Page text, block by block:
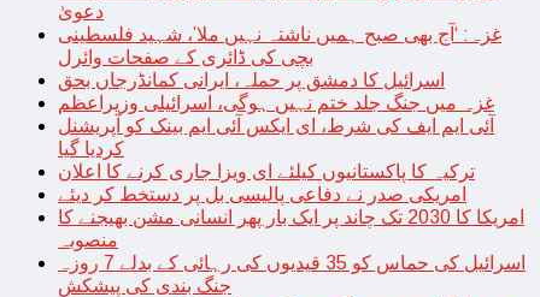
دعویٰ
غزہ: ‘آج بھی صبح ہمیں ناشتہ نہیں ملا’، شہید فلسطینی
بچی کی ڈائری کے صفحات وائرل
اسرائیل کا دمشق پر حملہ، ایرانی کمانڈرجاں بحق
غزہ میں جنگ جلد ختم نہیں ہوگی، اسرائیلی وزیراعظم
آئی ایم ایف کی شرط، ای ایکس آئی ایم بینک کو آپریشنل
کردیا گیا
ترکیہ کا پاکستانیوں کیلئے ای ویزا جاری کرنے کا اعلان
امریکی صدر نے دفاعی پالیسی بل پر دستخط کر دیئے
امریکا کا 2030 تک چاند پر ایک بار پھر انسانی مشن بھیجنے کا
منصوبہ
اسرائیل کی حماس کو 35 قیدیوں کی رہائی کے بدلے 7 روزہ
جنگ بندی کی پیشکش